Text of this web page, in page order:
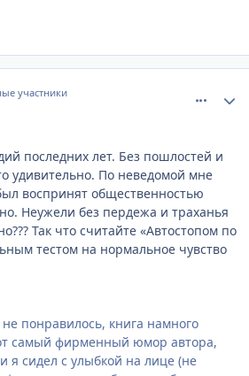
участники
последних лет. Без пошлостей и
удивительно. По неведомой мне
воспринят общественностью
Неужели без пердежа и траханья
Так что считайте «Автостопом по
тестом на нормальное чувство
понравилось, книга намного
самый фирменный юмор автора,
я сидел с улыбкой на лице (не